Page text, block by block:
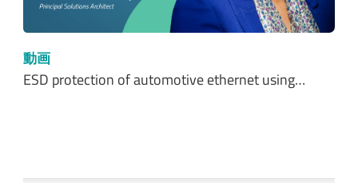
動画
ESD protection of automotive ethernet using…